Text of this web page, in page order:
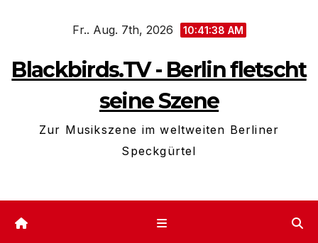
Fr.. Aug. 7th, 2026 10:41:39 AM
Blackbirds.TV - Berlin fletscht
seine Szene
Zur Musikszene im weltweiten Berliner
Speckgürtel